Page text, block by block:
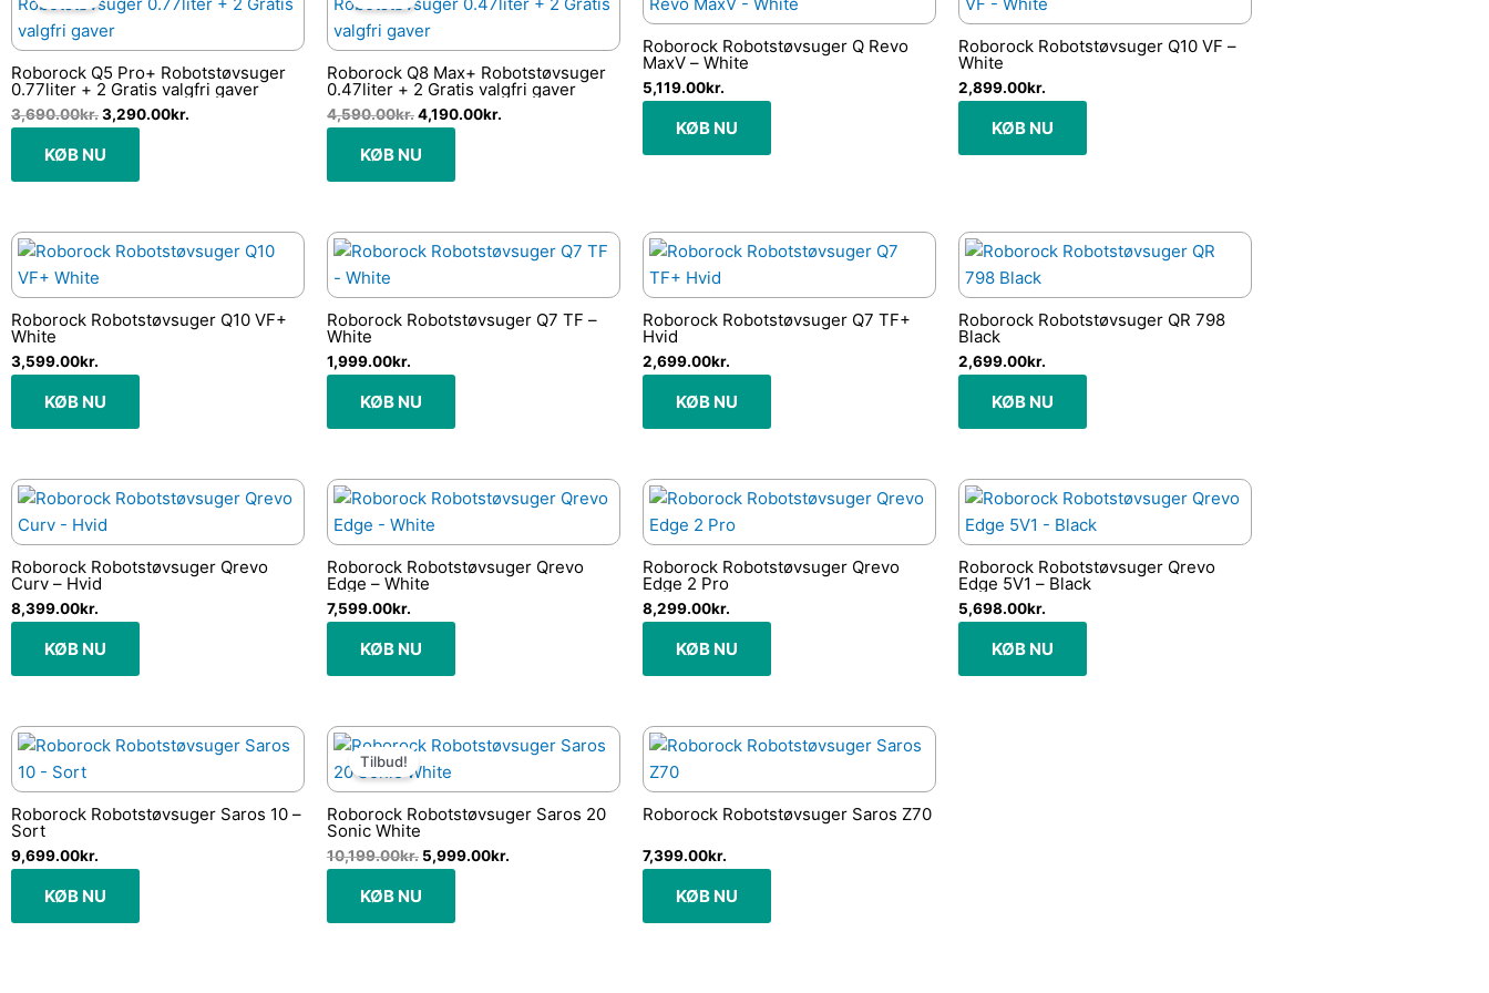
Roborock Q5 Pro+ Robotstøvsuger
0.77liter + 2 Gratis valgfri gaver
3,690.00kr.
3,690.00kr..
3,290.00kr.
KØB NU
Roborock Q8 Max+ Robotstøvsuger
0.47liter + 2 Gratis valgfri gaver
4,590.00kr.
4,590.00kr..
4,190.00kr.
KØB NU
Roborock Robotstøvsuger Q Revo
MaxV – White
5,119.00kr.
KØB NU
Roborock Robotstøvsuger Q10 VF –
White
2,899.00kr.
KØB NU
Roborock Robotstøvsuger Q10 VF+
White
3,599.00kr.
KØB NU
Roborock Robotstøvsuger Q7 TF –
White
1,999.00kr.
KØB NU
Roborock Robotstøvsuger Q7 TF+
Hvid
2,699.00kr.
KØB NU
Roborock Robotstøvsuger QR 798
Black
2,699.00kr.
KØB NU
Roborock Robotstøvsuger Qrevo
Curv – Hvid
8,399.00kr.
KØB NU
Roborock Robotstøvsuger Qrevo
Edge – White
7,599.00kr.
KØB NU
Roborock Robotstøvsuger Qrevo
Edge 2 Pro
8,299.00kr.
KØB NU
Roborock Robotstøvsuger Qrevo
Edge 5V1 – Black
5,698.00kr.
KØB NU
Roborock Robotstøvsuger Saros 10 –
Sort
9,699.00kr.
KØB NU
Tilbud!
Roborock Robotstøvsuger Saros 20
Sonic White
10,199.00kr.
Den
oprindelige
pris
var:
10,199.00kr..
5,999.00kr.
Den
aktuelle
er:
5,999.00kr..
KØB NU
Roborock Robotstøvsuger Saros Z70
7,399.00kr.
KØB NU